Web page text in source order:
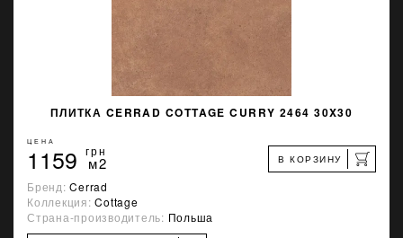
ПЛИТКА CERRAD COTTAGE CURRY 2464 30X30
ЦЕНА
1159 грн
м2 В КОРЗИНУ
Бренд:Cerrad
Коллекция:Cottage
Страна-производитель: Польша